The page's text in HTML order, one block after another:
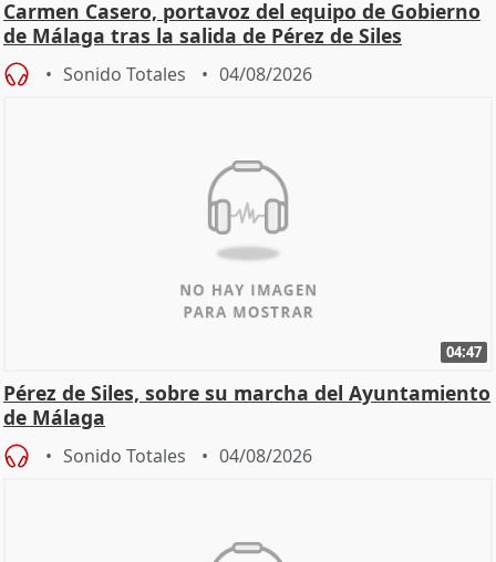
Carmen Casero, portavoz del equipo de Gobierno
de Málaga tras la salida de Pérez de Siles
Sonido Totales 04/08/2026
04:47
Pérez de Siles, sobre su marcha del Ayuntamiento
de Málaga
Sonido Totales 04/08/2026